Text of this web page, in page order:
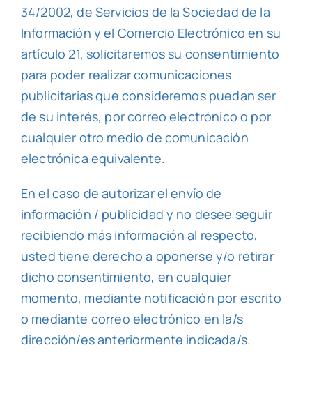
34/2002, de Servicios de la Sociedad de la
Información y el Comercio Electrónico en su
artículo 21, solicitaremos su consentimiento
para poder realizar comunicaciones
publicitarias que consideremos puedan ser
de su interés, por correo electrónico o por
cualquier otro medio de comunicación
electrónica equivalente.
En el caso de autorizar el envío de
información / publicidad y no desee seguir
recibiendo más información al respecto,
usted tiene derecho a oponerse y/o retirar
dicho consentimiento, en cualquier
momento, mediante notificación por escrito
o mediante correo electrónico en la/s
dirección/es anteriormente indicada/s.